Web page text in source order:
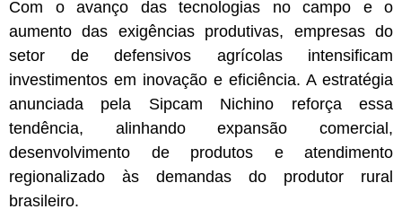
Com o avanço das tecnologias no campo e o
aumento das exigências produtivas, empresas do
setor de defensivos agrícolas intensificam
investimentos em inovação e eficiência. A estratégia
anunciada pela Sipcam Nichino reforça essa
tendência, alinhando expansão comercial,
desenvolvimento de produtos e atendimento
regionalizado às demandas do produtor rural
brasileiro.